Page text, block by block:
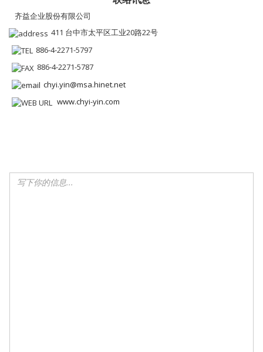
齐益企业股份有限公司
411 台中市太平区工业20路22号
886-4-2271-5797
886-4-2271-5787
chyi.yin@msa.hinet.net
www.chyi-yin.com